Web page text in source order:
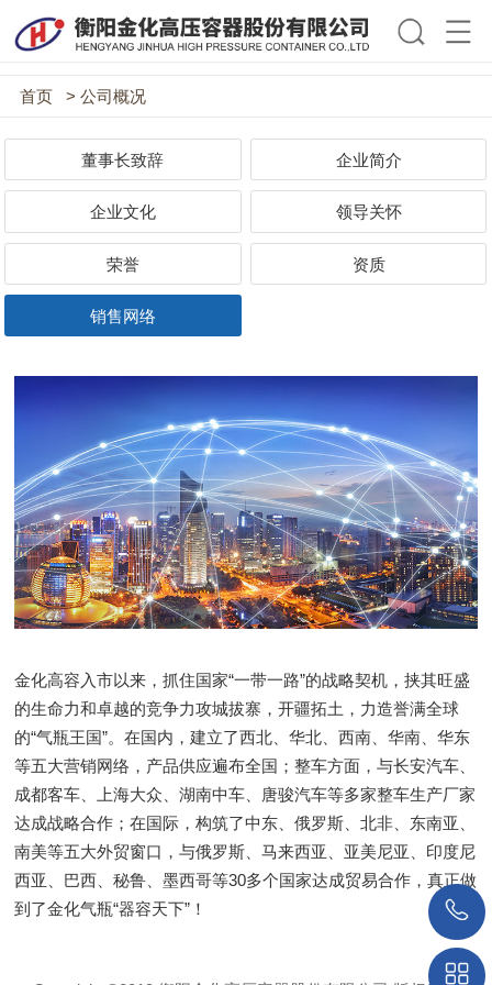
首页 > 公司概况
董事长致辞 企业简介
企业文化 领导关怀
荣誉 资质
销售网络
金化高容入市以来，抓住国家“一带一路”的战略契机，挟其旺盛
的生命力和卓越的竞争力攻城拔寨，开疆拓土，力造誉满全球
的“气瓶王国”。在国内，建立了西北、华北、西南、华南、华东
等五大营销网络，产品供应遍布全国；整车方面，与长安汽车、
成都客车、上海大众、湖南中车、唐骏汽车等多家整车生产厂家
达成战略合作；在国际，构筑了中东、俄罗斯、北非、东南亚、
南美等五大外贸窗口，与俄罗斯、马来西亚、亚美尼亚、印度尼
西亚、巴西、秘鲁、墨西哥等30多个国家达成贸易合作，真正做
到了金化气瓶“器容天下”！